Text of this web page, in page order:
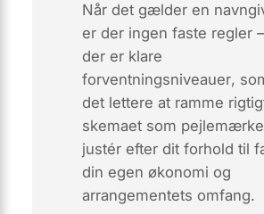
Når det gælder en
er der ingen faste regler
der er klare
forventningsniveauer,
det lettere at ramme
skemaet som
justér efter dit forhold til
din egen økonomi og
arrangementets omfang.